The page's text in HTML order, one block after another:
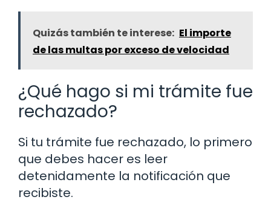
Quizás también te interese: El importe
de las multas por exceso de velocidad
¿Qué hago si mi trámite fue
rechazado?
Si tu trámite fue rechazado, lo primero
que debes hacer es leer
detenidamente la notificación que
recibiste.